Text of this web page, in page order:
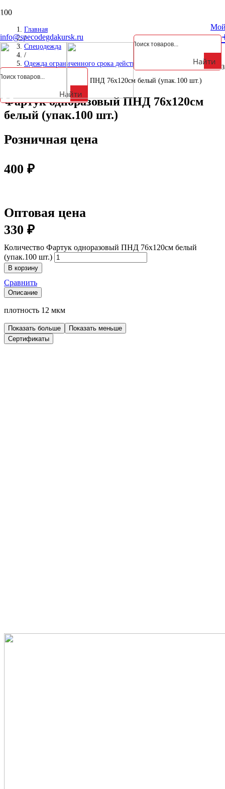
Курская обл., Октябрьский р-н, д. Анахина, ул. Зеленая, д. 5а
info@specodegdakursk.ru
Мой
Найти
Найти
Главная
/
Спецодежда
/
Одежда ограниченного срока действия
Фартук одноразовый ПНД 76х120см белый (упак.100 шт.)
Фартук одноразовый ПНД 76х120см
белый (упак.100 шт.)
Розничная цена
400 ₽
Оптовая цена
330 ₽
Количество Фартук одноразовый ПНД 76х120см белый
(упак.100 шт.)
В корзину
Сравнить
Описание
плотность 12 мкм
Показать больше
Показать меньше
Сертификаты